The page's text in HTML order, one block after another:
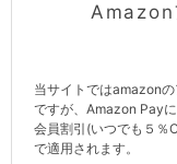
Amazon